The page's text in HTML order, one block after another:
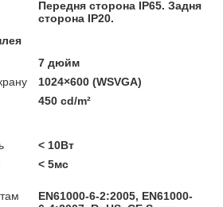
Передня сторона IP65. Задня
сторона IP20.
7 дюйм
1024×600 (WSVGA)
450 cd/m²
< 10Вт
< 5мс
EN61000-6-2:2005, EN61000-